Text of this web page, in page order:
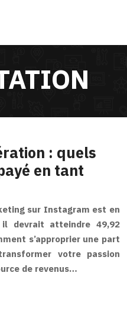
: quels
en tant
sur Instagram est en
devrait atteindre 49,92
s’approprier une part
votre passion
de revenus…